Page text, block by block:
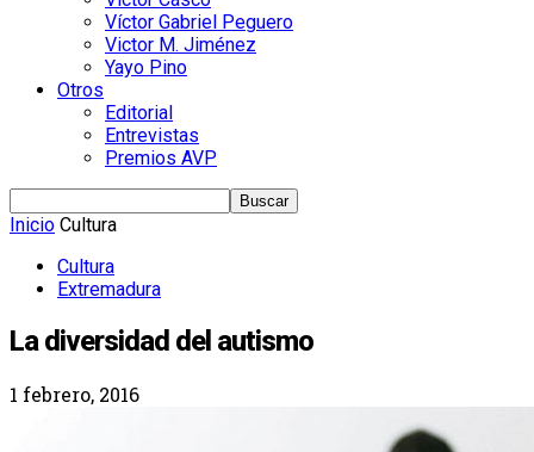
Víctor Gabriel Peguero
Victor M. Jiménez
Yayo Pino
Otros
Editorial
Entrevistas
Premios AVP
Inicio Cultura
Cultura
Extremadura
La diversidad del autismo
1 febrero, 2016